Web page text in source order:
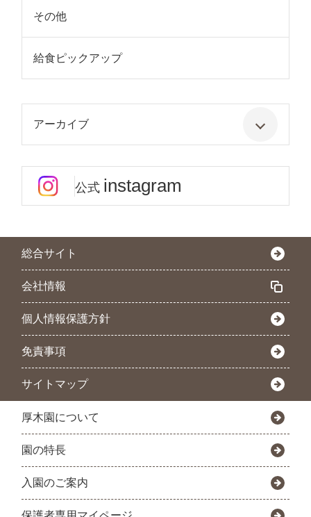
その他
給食ピックアップ
アーカイブ
公式 instagram
総合サイト
会社情報
個人情報保護方針
免責事項
サイトマップ
厚木園について
園の特長
入園のご案内